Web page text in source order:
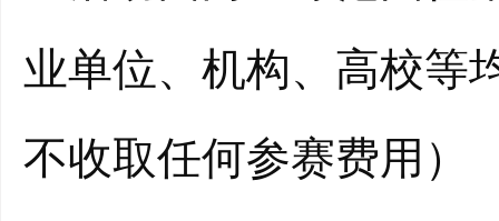
业单位、机构、高校等
不收取任何参赛费用）